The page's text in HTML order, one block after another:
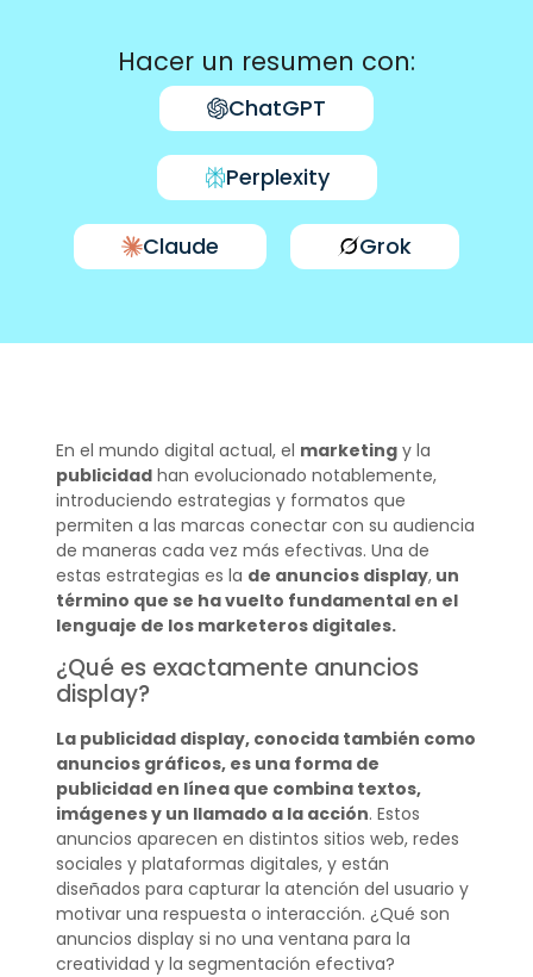
Hacer un resumen con:
ChatGPT
Perplexity
Claude Grok
En el mundo digital actual, el marketingy la
publicidadhan evolucionado notablemente,
introduciendo estrategias y formatos que
permiten a las marcas conectar con su audiencia
de maneras cada vez más efectivas. Una de
estas estrategias es la de anuncios display,un
término que se ha vuelto fundamental en el
lenguaje de los marketeros digitales.
¿Qué es exactamente anuncios
display?
La publicidad display, conocida también como
anuncios gráficos, es una forma de
publicidad en línea que combina textos,
imágenes y un llamado a la acción. Estos
anuncios aparecen en distintos sitios web, redes
sociales y plataformas digitales, y están
diseñados para capturar la atención del usuario y
motivar una respuesta o interacción. ¿Qué son
anuncios display si no una ventana para la
creatividad y la segmentación efectiva?